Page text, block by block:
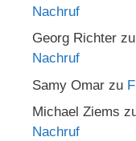
Nachruf
Georg Richter zu
Nachruf
Samy Omar zu
Michael Ziems
Nachruf